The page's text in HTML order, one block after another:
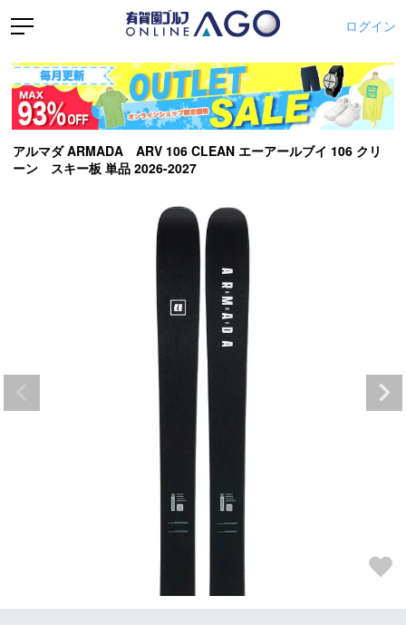
ログイン
アルマダ ARMADA ARV 106 CLEAN エーアールブイ 106 クリ
ーン スキー板 単品 2026-2027